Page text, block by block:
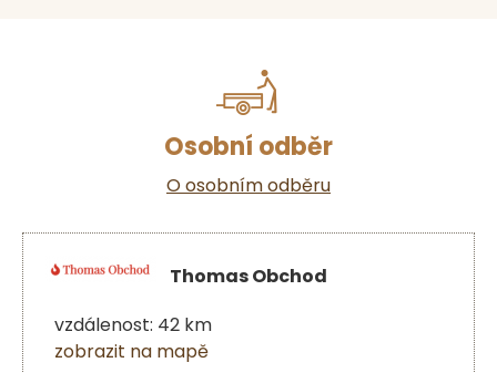
Osobní odběr
O osobním odběru
Thomas Obchod
vzdálenost: 42 km
zobrazit na mapě